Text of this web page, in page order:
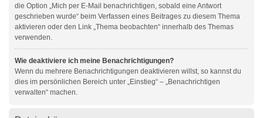
die Option „Mich per E-Mail benachrichtigen, sobald eine Antwort
geschrieben wurde“ beim Verfassen eines Beitrages zu diesem Thema
aktivieren oder den Link „Thema beobachten“ innerhalb des Themas
verwenden.
Wie deaktiviere ich meine Benachrichtigungen?
Wenn du mehrere Benachrichtigungen deaktivieren willst, so kannst du
dies im persönlichen Bereich unter „Einstieg“ – „Benachrichtigen
verwalten“ machen.